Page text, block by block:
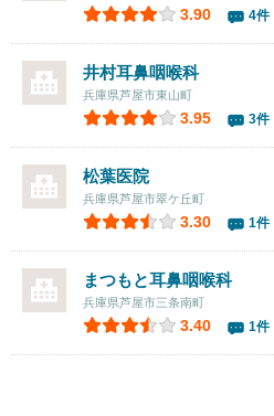
3.90 4件
井村耳鼻咽喉科
兵庫県芦屋市東山町
3.95 3件
松葉医院
兵庫県芦屋市翠ケ丘町
3.30 1件
まつもと耳鼻咽喉科
兵庫県芦屋市三条南町
3.40 1件